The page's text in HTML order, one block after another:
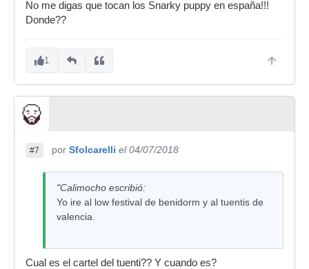
No me digas que tocan los Snarky puppy en españa!!!
Donde??
1
#7 por Sfolcarelli el 04/07/2018
"Calimocho escribió:
Yo ire al low festival de benidorm y al tuentis de
valencia.
Cual es el cartel del tuenti?? Y cuando es?